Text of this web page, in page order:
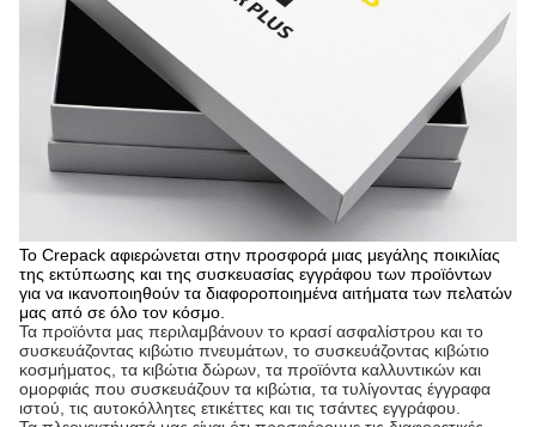
Το Crepack αφιερώνεται στην προσφορά μιας μεγάλης ποικιλίας
της εκτύπωσης και της συσκευασίας εγγράφου των προϊόντων
για να ικανοποιηθούν τα διαφοροποιημένα αιτήματα των πελατών
μας από σε όλο τον κόσμο.
Τα προϊόντα μας περιλαμβάνουν το κρασί ασφαλίστρου και το
συσκευάζοντας κιβώτιο πνευμάτων, το συσκευάζοντας κιβώτιο
κοσμήματος, τα κιβώτια δώρων, τα προϊόντα καλλυντικών και
ομορφιάς που συσκευάζουν τα κιβώτια, τα τυλίγοντας έγγραφα
ιστού, τις αυτοκόλλητες ετικέττες και τις τσάντες εγγράφου.